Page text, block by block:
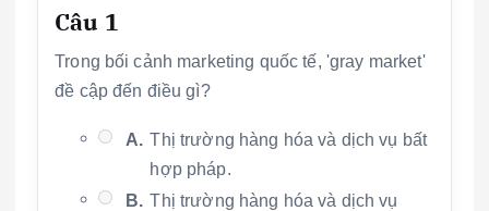
Câu 1
Trong bối cảnh marketing quốc tế, 'gray market'
đề cập đến điều gì?
A. Thị trường hàng hóa và dịch vụ bất
hợp pháp.
B. Thị trường hàng hóa và dịch vụ